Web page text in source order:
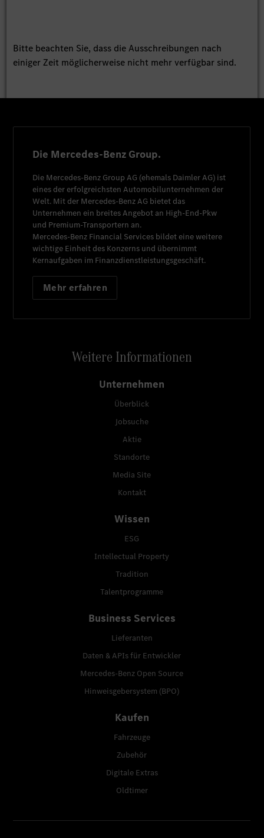
Bitte beachten Sie, dass die Ausschreibungen nach
einiger Zeit möglicherweise nicht mehr verfügbar sind.
Die Mercedes-Benz Group.
Die Mercedes-Benz Group AG (ehemals Daimler AG) ist
eines der erfolgreichsten Automobilunternehmen der
Welt. Mit der Mercedes-Benz AG bietet das
Unternehmen ein breites Angebot an High-End-Pkw
und Premium-Transportern an.
Mercedes-Benz Financial Services bildet eine weitere
wichtige Einheit des Konzerns und übernimmt
Kernaufgaben im Finanzdienstleistungsgeschäft.
Mehr erfahren
Weitere Informationen
Unternehmen
Überblick
Jobsuche
Aktie
Standorte
Media Site
Kontakt
Wissen
ESG
Intellectual Property
Tradition
Talentprogramme
Business Services
Lieferanten
Daten & APIs für Entwickler
Mercedes-Benz Open Source
Hinweisgebersystem (BPO)
Kaufen
Fahrzeuge
Zubehör
Digitale Extras
Oldtimer